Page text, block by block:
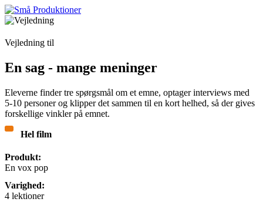
Vejledning til
En sag - mange meninger
Eleverne finder tre spørgsmål om et emne, optager interviews med
5-10 personer og klipper det sammen til en kort helhed, så der gives
forskellige vinkler på emnet.
Hel film
Produkt:
En vox pop
Varighed:
4 lektioner